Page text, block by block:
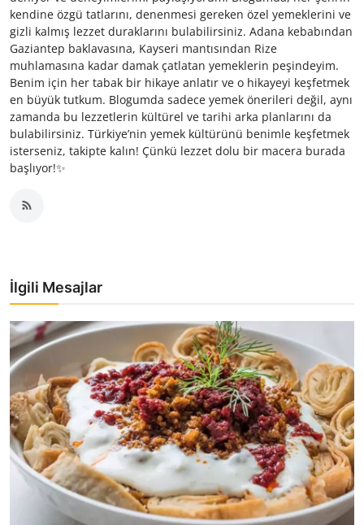
kendine özgü tatlarını, denenmesi gereken özel yemeklerini ve
gizli kalmış lezzet duraklarını bulabilirsiniz. Adana kebabından
Gaziantep baklavasına, Kayseri mantısından Rize
muhlamasına kadar damak çatlatan yemeklerin peşindeyim.
Benim için her tabak bir hikaye anlatır ve o hikayeyi keşfetmek
en büyük tutkum. Blogumda sadece yemek önerileri değil, aynı
zamanda bu lezzetlerin kültürel ve tarihi arka planlarını da
bulabilirsiniz. Türkiye’nin yemek kültürünü benimle keşfetmek
isterseniz, takipte kalın! Çünkü lezzet dolu bir macera burada
başlıyor!✨
İlgili Mesajlar